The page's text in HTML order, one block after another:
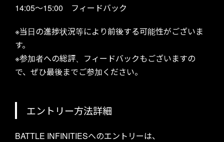
14:05～15:00 フィードバック
※当日の進捗状況等により前後する可能性がございま
す。
※参加者への総評、フィードバックもございますの
で、ぜひ最後までご参加ください。
エントリー方法詳細
BATTLE INFINITIESへのエントリーは、